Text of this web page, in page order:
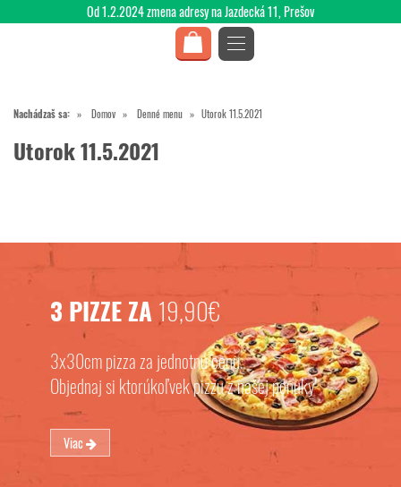
Nachádzaš sa: Domov Denné menu Utorok 11.5.2021
Utorok 11.5.2021
3 PIZZE ZA 19,90€
3x30cm pizza za jednotnú cenu.
Objednaj si ktorúkoľvek pizzu z našej ponuky
Viac
Od 1.2.2024 zmena adresy na Jazdecká 11, Prešov